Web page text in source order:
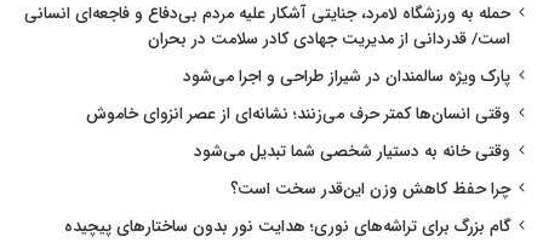
حمله به ورزشگاه لامرد، جنایتی آشکار علیه مردم بی‌دفاع و فاجعه‌ای انسانی
است/ قدردانی از مدیریت جهادی کادر سلامت در بحران
پارک ویژه سالمندان در شیراز طراحی و اجرا می‌شود
وقتی انسان‌ها کمتر حرف می‌زنند؛ نشانه‌ای از عصر انزوای خاموش
وقتی خانه به دستیار شخصی شما تبدیل می‌شود
چرا حفظ کاهش وزن این‌قدر سخت است؟
گام بزرگ برای تراشه‌های نوری؛ هدایت نور بدون ساختارهای پیچیده